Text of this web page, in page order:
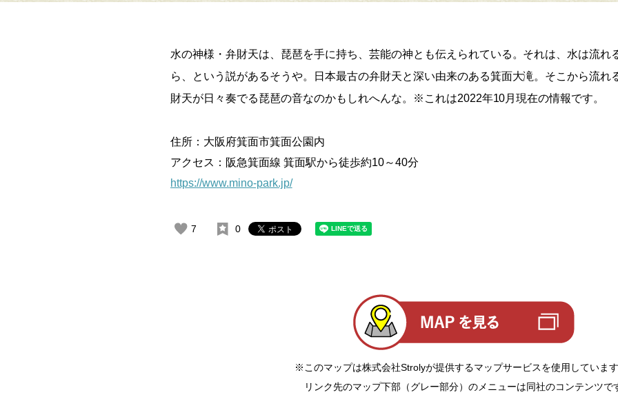
水の神様・弁財天は、琵琶を手に持ち、芸能の神とも伝えられている。それは、水は流れ
ら、という説があるそうや。日本最古の弁財天と深い由来のある箕面大滝。そこから流れ
財天が日々奏でる琵琶の音なのかもしれへんな。※これは2022年10月現在の情報です。
住所：大阪府箕面市箕面公園内
アクセス：阪急箕面線 箕面駅から徒歩約10～40分
https://www.mino-park.jp/
7 0
※このマップは株式会社Strolyが提供するマップサービスを使用しています
リンク先のマップ下部（グレー部分）のメニューは同社のコンテンツで